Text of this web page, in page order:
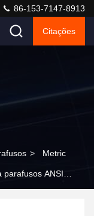
86-153-7147-8913
Citações
> Metric
parafusos ANSI